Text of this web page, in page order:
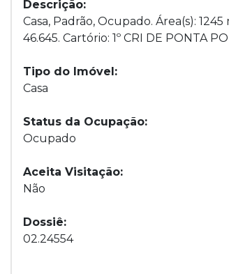
Descrição:
Casa, Padrão, Ocupado. Área(s):
46.645. Cartório: 1º CRI DE PONTA
Tipo do Imóvel:
Casa
Status da Ocupação:
Ocupado
Aceita Visitação:
Não
Dossiê:
02.24554